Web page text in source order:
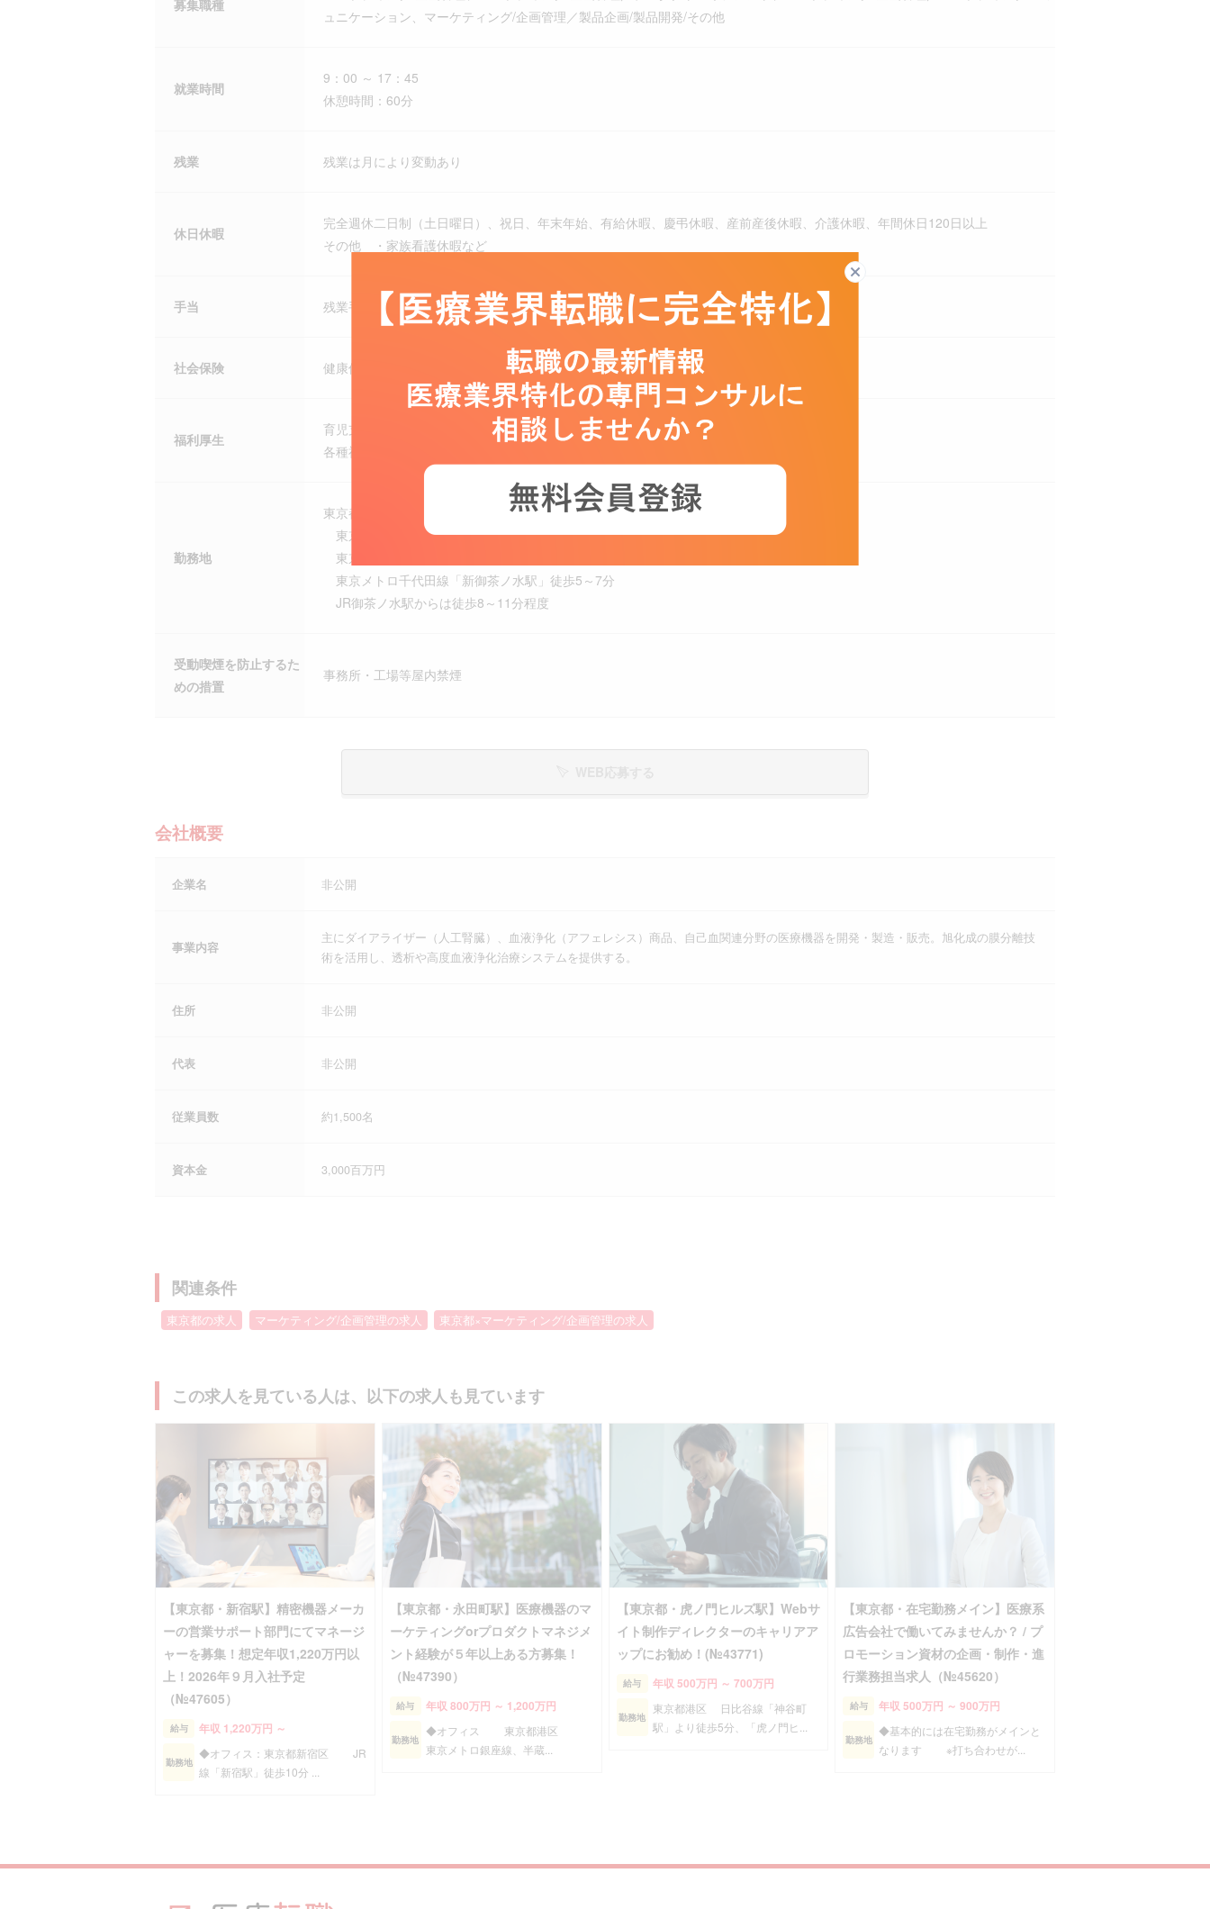
募集職種
ュニケーション、マーケティング/企画管理／製品企画/製品開発/その他
就業時間
9：00 ～ 17：45
休憩時間：60分
残業 残業は月により変動あり
休日休暇
完全週休二日制（土日曜日）、祝日、年末年始、有給休暇、慶弔休暇、産前産後休暇、介護休暇、年間休日120日以上
その他 ・家族看護休暇など
手当 残業手当、住宅手当、交通費（通勤手当）、家族手当、退職金制度
社会保険 健康保険、厚生年金保険、雇用保険、労災保険
福利厚生
育児支援制度、資格取得支援制度、財形貯蓄
各種福利厚生施設利用制度(スポーツクラブやホテル・旅館など)
勤務地
東京都千代田区
東京メトロ半蔵門線・都営三田線・都営新宿線の「神保町駅」徒歩1分、
東京メトロ東西線「竹橋駅」徒歩5分
東京メトロ千代田線「新御茶ノ水駅」徒歩5～7分
JR御茶ノ水駅からは徒歩8～11分程度
受動喫煙を防止するた
めの措置
事務所・工場等屋内禁煙
会社概要
企業名 非公開
事業内容
主にダイアライザー（人工腎臓）、血液浄化（アフェレシス）商品、自己血関連分野の医療機器を開発・製造・販売。旭化成の膜分離技
術を活用し、透析や高度血液浄化治療システムを提供する。
住所 非公開
代表 非公開
従業員数 約1,500名
資本金 3,000百万円
関連条件
東京都の求人 マーケティング/企画管理の求人 東京都×マーケティング/企画管理の求人
この求人を見ている人は、以下の求人も見ています
【東京都・新宿駅】精密機器メーカ
ーの営業サポート部門にてマネージ
ャーを募集！想定年収1,220万円以
上！2026年９月入社予定
（№47605）
給与 年収 1,220万円 ～
勤務地
◆オフィス：東京都新宿区 JR
線「新宿駅」徒歩10分 ...
【東京都・永田町駅】医療機器のマ
ーケティングorプロダクトマネジメ
ント経験が５年以上ある方募集！
（№47390）
給与 年収 800万円 ～ 1,200万円
勤務地
◆オフィス 東京都港区
東京メトロ銀座線、半蔵...
【東京都・虎ノ門ヒルズ駅】Webサ
イト制作ディレクターのキャリアア
ップにお勧め！(№43771)
給与 年収 500万円 ～ 700万円
勤務地
東京都港区 日比谷線「神谷町
駅」より徒歩5分、「虎ノ門ヒ...
【東京都・在宅勤務メイン】医療系
広告会社で働いてみませんか？ / プ
ロモーション資材の企画・制作・進
行業務担当求人（№45620）
給与 年収 500万円 ～ 900万円
勤務地
◆基本的には在宅勤務がメインと
なります ※打ち合わせが...